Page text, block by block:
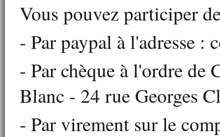
Vous pouvez participer
- Par paypal à l'adresse :
- Par chèque à l'ordre de
Blanc - 24 rue Georges
- Par virement sur le